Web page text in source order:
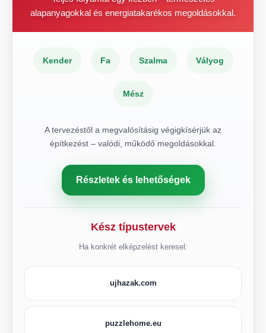
alapanyagokkal és energiatakarékos megoldásokkal.
Kender Fa Szalma Vályog
Mész
A tervezéstől a megvalósításig végigkísérjük az
építkezést – valódi, működő megoldásokkal.
Részletek és lehetőségek
Kész típustervek
Ha konkrét elképzelést keresel:
ujhazak.com
puzzlehome.eu